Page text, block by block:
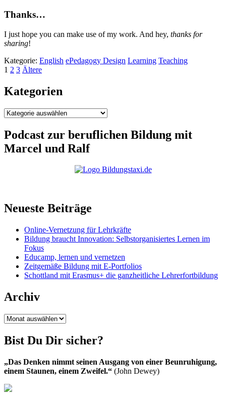
Thanks…
I just hope you can make use of my work. And hey, thanks for
sharing!
Kategorie: English ePedagogy Design Learning Teaching
Seitennummerierung
der
Beiträge
Seite
1 Seite
2 Seite
3 ÄltereÄltere
Kategorien
Kategorien
Podcast zur beruflichen Bildung mit
Marcel und Ralf
Neueste Beiträge
Online-Vernetzung für Lehrkräfte
Bildung braucht Innovation: Selbstorganisiertes Lernen im
Fokus
Educamp, lernen und vernetzen
Zeitgemäße Bildung mit E-Portfolios
Schottland mit Erasmus+ die ganzheitliche Lehrerfortbildung
Archiv
Archiv
Bist Du Dir sicher?
„Das Denken nimmt seinen Ausgang von einer Beunruhigung,
einem Staunen, einem Zweifel.“ (John Dewey)